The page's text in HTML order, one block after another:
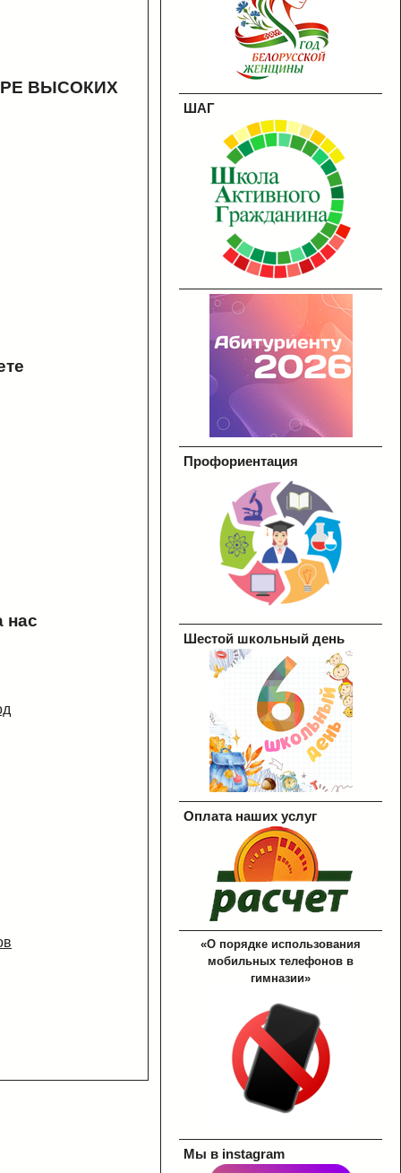
ВЫСОКИХ
нас
ШАГ
Профориентация
Шестой школьный день
Оплата наших услуг
«О порядке использования
мобильных телефонов в
гимназии»
Мы в instagram